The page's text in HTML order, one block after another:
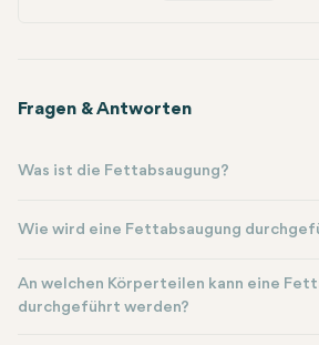
Fragen & Antworten
Was ist die Fettabsaugung?
Wie wird eine Fettabsaugung
An welchen Körperteilen kann eine
durchgeführt werden?